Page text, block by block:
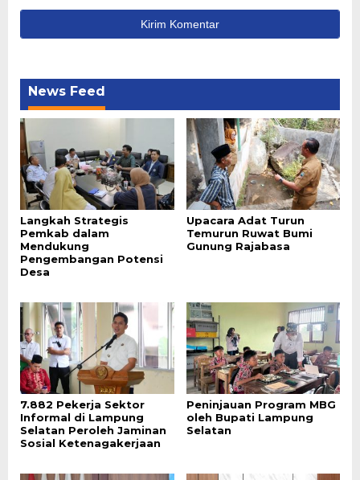
News Feed
Langkah Strategis
Pemkab dalam
Mendukung
Pengembangan Potensi
Desa
Upacara Adat Turun
Temurun Ruwat Bumi
Gunung Rajabasa
7.882 Pekerja Sektor
Informal di Lampung
Selatan Peroleh Jaminan
Sosial Ketenagakerjaan
Peninjauan Program MBG
oleh Bupati Lampung
Selatan